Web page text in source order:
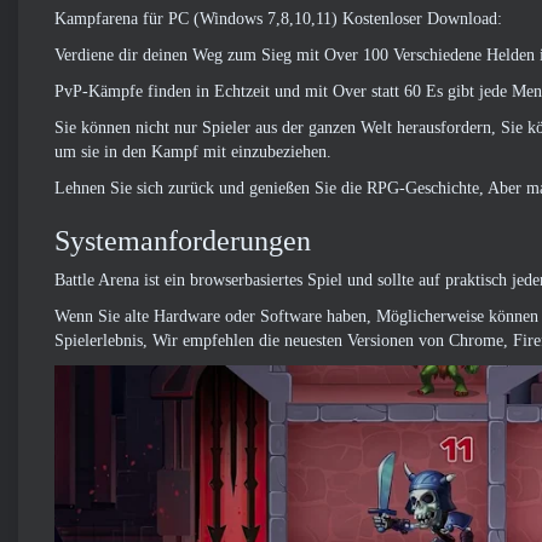
Kampfarena für PC (Windows 7,8,10,11) Kostenloser Download:
Verdiene dir deinen Weg zum Sieg mit Over 100 Verschiedene
PvP-Kämpfe finden in Echtzeit und mit Over statt 60 Es gibt jede
Sie können nicht nur Spieler aus der ganzen Welt herausfordern, Sie
um sie in den Kampf mit einzubeziehen.
Lehnen Sie sich zurück und genießen Sie die RPG-Geschichte, Aber
Systemanforderungen
Battle Arena ist ein browserbasiertes Spiel und sollte auf praktisch
Wenn Sie alte Hardware oder Software haben, Möglicherweise
Spielerlebnis, Wir empfehlen die neuesten Versionen von Chrome,